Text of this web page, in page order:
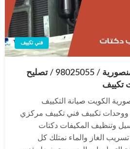
فني تكييف
فني تكييف مركزي المنصورية / 98025055 / تصليح
تكييف
الكويت صيانة التكييف
ووحدات تكييف فني تكييف مركزي
وتنظيف المكيفات دكتات
الغاز والماء نمتلك كل